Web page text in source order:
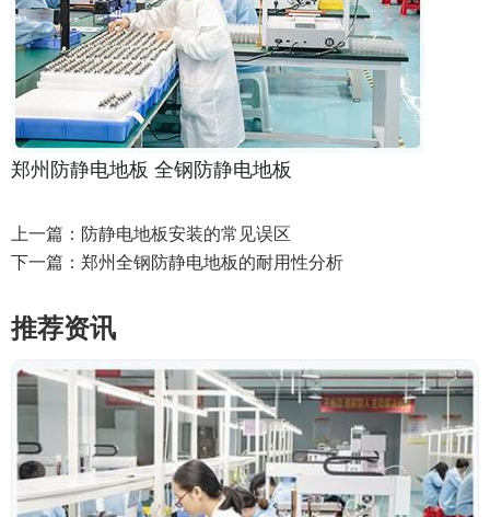
郑州防静电地板 全钢防静电地板
上一篇： 防静电地板安装的常见误区
下一篇： 郑州全钢防静电地板的耐用性分析
推荐资讯